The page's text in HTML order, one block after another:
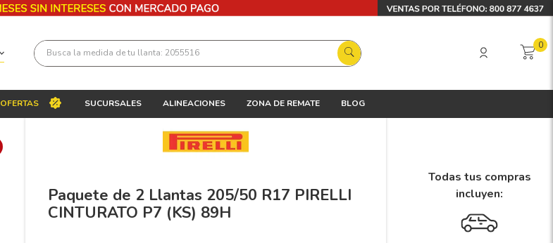
Busca la medida de tu llanta: 2055516 0
OFERTAS SUCURSALES ALINEACIONES ZONA DE REMATE BLOG
Paquete de 2 Llantas 205/50 R17 PIRELLI
CINTURATO P7 (KS) 89H
Todas tus compras
incluyen:
Términos más buscados